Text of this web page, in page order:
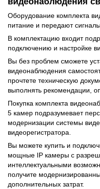
Оборудование комплекта
питание и передают
В комплектацию входит
подключению и настройке
Вы без проблем сможете
видеонаблюдения
прочтете техническую
выполнять рекомендации,
Покупка комплекта
5 камер подразумевает
модернизации системы
видеорегистратора.
Вы можете купить и
мощные IP камеры с
интеллектуальными
получите
дополнительных затрат.